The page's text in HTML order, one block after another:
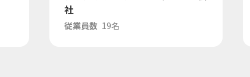
社
従業員数 19名